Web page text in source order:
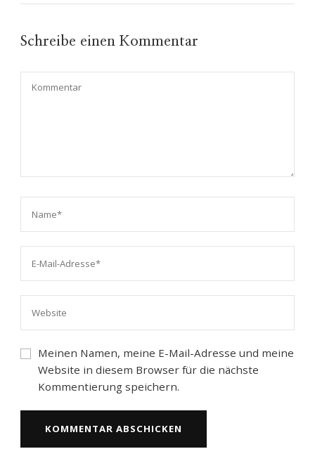
Schreibe einen Kommentar
Meinen Namen, meine E-Mail-Adresse und meine
Website in diesem Browser für die nächste
Kommentierung speichern.